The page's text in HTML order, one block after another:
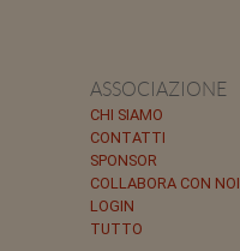
ASSOCIAZIONE
CHI SIAMO
CONTATTI
SPONSOR
COLLABORA CON NOI
LOGIN
TUTTO